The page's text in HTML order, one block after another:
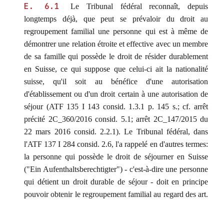
E. 6.1
Le Tribunal fédéral reconnaît, depuis
longtemps déjà, que peut se prévaloir du droit au
regroupement familial une personne qui est à même de
démontrer une relation étroite et effective avec un membre
de sa famille qui possède le droit de résider durablement
en Suisse, ce qui suppose que celui-ci ait la nationalité
suisse, qu'il soit au bénéfice d'une autorisation
d'établissement ou d'un droit certain à une autorisation de
séjour (ATF 135 I 143 consid. 1.3.1 p. 145 s.; cf. arrêt
précité 2C_360/2016 consid. 5.1; arrêt 2C_147/2015 du
22 mars 2016 consid. 2.2.1). Le Tribunal fédéral, dans
l'ATF 137 I 284 consid. 2.6, l'a rappelé en d'autres termes:
la personne qui possède le droit de séjourner en Suisse
("Ein Aufenthaltsberechtigter") - c'est-à-dire une personne
qui détient un droit durable de séjour - doit en principe
pouvoir obtenir le regroupement familial au regard des art.